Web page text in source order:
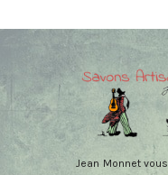
Jean Monnet